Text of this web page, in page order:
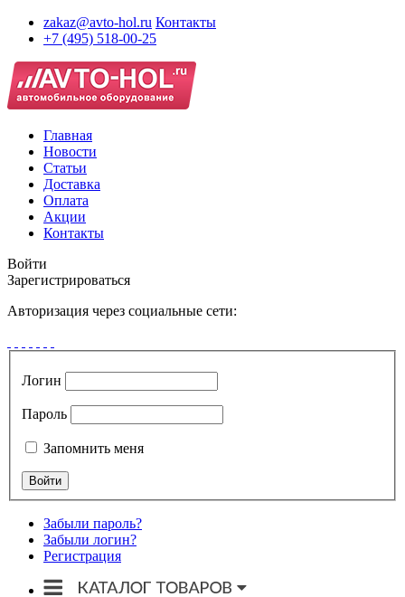
zakaz@avto-hol.ru Контакты
+7 (495) 518-00-25
Главная
Новости
Статьи
Доставка
Оплата
Акции
Контакты
Войти
Зарегистрироваться
Авторизация через социальные сети:
Логин
Пароль
Запомнить меня
Забыли пароль?
Забыли логин?
Регистрация